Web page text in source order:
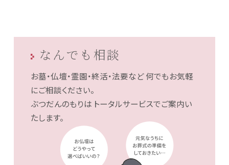
なんでも相談
お墓・仏壇・霊園・終活・法要など何でもお気軽
にご相談ください。
ぶつだんのもりは トータルサービスでご案内い
たします。